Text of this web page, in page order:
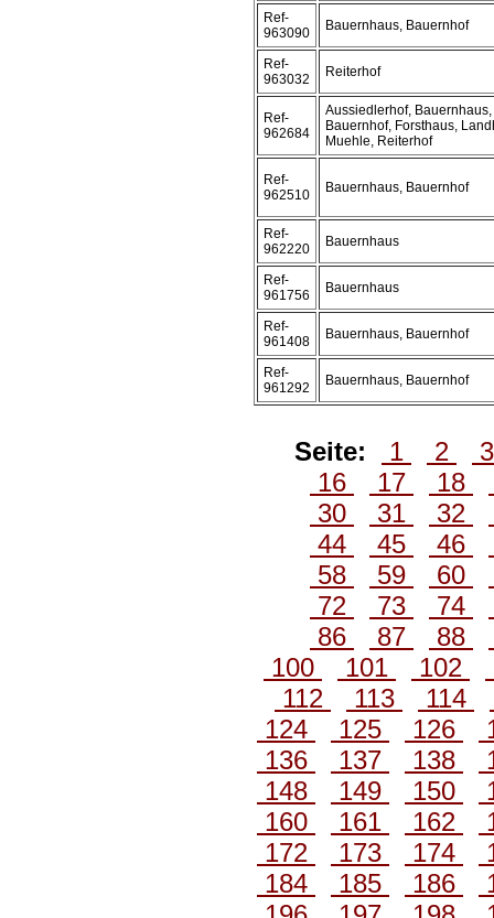
Ref-
963090
Bauernhaus, Bauernhof
Ref-
963032
Reiterhof
Ref-
962684
Aussiedlerhof, Bauernhaus,
Bauernhof, Forsthaus,
Muehle, Reiterhof
Ref-
962510
Bauernhaus, Bauernhof
Ref-
962220
Bauernhaus
Ref-
961756
Bauernhaus
Ref-
961408
Bauernhaus, Bauernhof
Ref-
961292
Bauernhaus, Bauernhof
Seite: 1 2
16
17 18
30
31 32
44
45 46
58
59 60
72
73 74
86
87 88
100
101 102
112
113 114
124
125 126
136
137 138
148
149 150
160
161 162
172
173 174
184
185 186